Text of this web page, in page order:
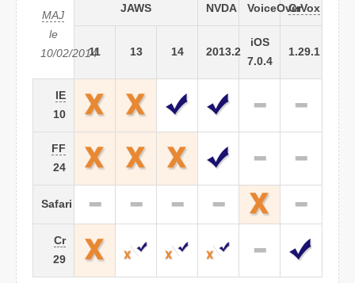
MAJ
le
10/02/2014
JAWS NVDA VoiceOverCrVox
11 13 14 2013.2
iOS
7.0.4
1.29.1
IE
10
FF
24
Safari
Cr
29